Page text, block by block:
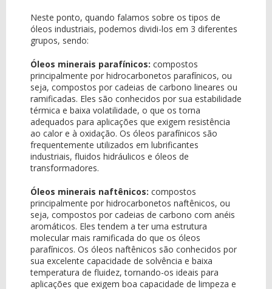
Neste ponto, quando falamos sobre os tipos de
óleos industriais, podemos dividi-los em 3 diferentes
grupos, sendo:
Óleos minerais parafínicos: compostos
principalmente por hidrocarbonetos parafínicos, ou
seja, compostos por cadeias de carbono lineares ou
ramificadas. Eles são conhecidos por sua estabilidade
térmica e baixa volatilidade, o que os torna
adequados para aplicações que exigem resistência
ao calor e à oxidação. Os óleos parafínicos são
frequentemente utilizados em lubrificantes
industriais, fluidos hidráulicos e óleos de
transformadores.
Óleos minerais naftênicos: compostos
principalmente por hidrocarbonetos naftênicos, ou
seja, compostos por cadeias de carbono com anéis
aromáticos. Eles tendem a ter uma estrutura
molecular mais ramificada do que os óleos
parafínicos. Os óleos naftênicos são conhecidos por
sua excelente capacidade de solvência e baixa
temperatura de fluidez, tornando-os ideais para
aplicações que exigem boa capacidade de limpeza e